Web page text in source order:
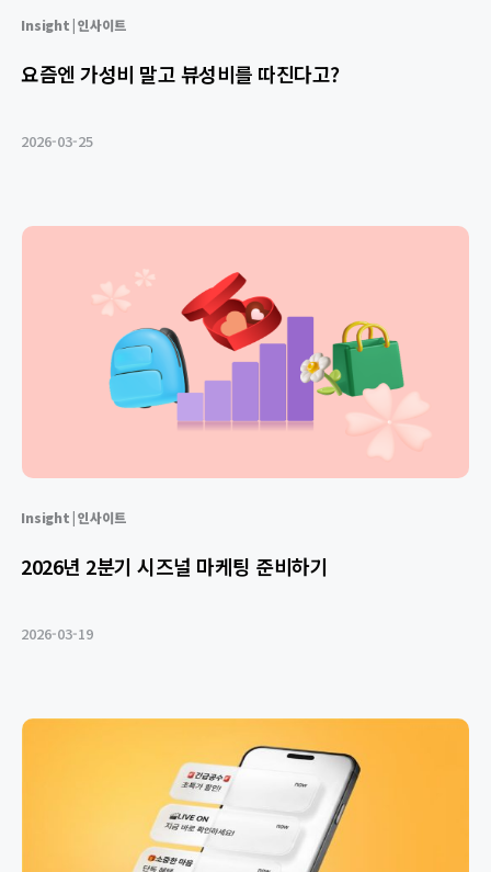
Insight | 인사이트
요즘엔 가성비 말고 뷰성비를 따진다고?
2026-03-25
Insight | 인사이트
2026년 2분기 시즈널 마케팅 준비하기
2026-03-19